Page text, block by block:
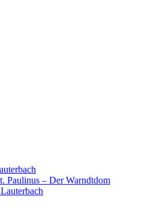
Paulinus – Der Warndtdom